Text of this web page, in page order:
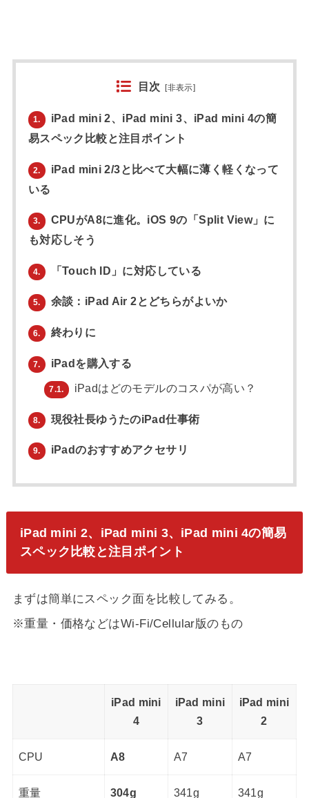
目次 [非表示]
1.
iPad mini 2、iPad mini 3、iPad mini 4の簡
易スペック比較と注目ポイント
2.
iPad mini 2/3と比べて大幅に薄く軽くなって
いる
3.
CPUがA8に進化。iOS 9の「Split View」に
も対応しそう
4. 「Touch ID」に対応している
5. 余談：iPad Air 2とどちらがよいか
6. 終わりに
7. iPadを購入する
7.1. iPadはどのモデルのコスパが高い？
8. 現役社長ゆうたのiPad仕事術
9. iPadのおすすめアクセサリ
iPad mini 2、iPad mini 3、iPad mini 4の簡易
スペック比較と注目ポイント
まずは簡単にスペック面を比較してみる。
※重量・価格などはWi-Fi/Cellular版のもの
iPad mini
4
iPad mini
3
iPad mini
2
CPU A8 A7 A7
重量 304g 341g 341g